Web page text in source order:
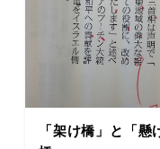
「架け橋」と「懸